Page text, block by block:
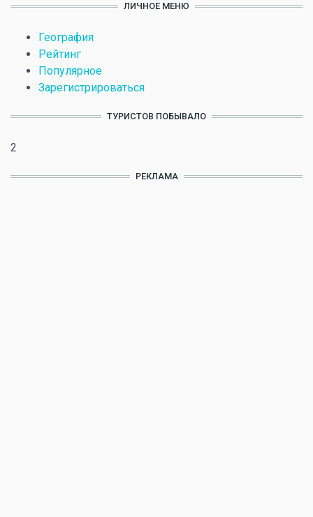
ЛИЧНОЕ МЕНЮ
География
Рейтинг
Популярное
Зарегистрироваться
ТУРИСТОВ ПОБЫВАЛО
2
РЕКЛАМА